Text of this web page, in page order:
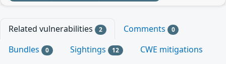
Related vulnerabilities 2 Comments 0
Bundles 0 Sightings 12
CWE mitigations